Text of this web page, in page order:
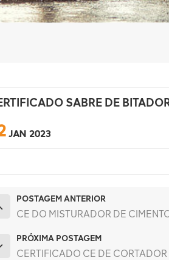
SABRE DE
JAN 2023
POSTAGEM ANTERIOR
CE DO MISTURADOR DE
PRÓXIMA POSTAGEM
CERTIFICADO CE DE